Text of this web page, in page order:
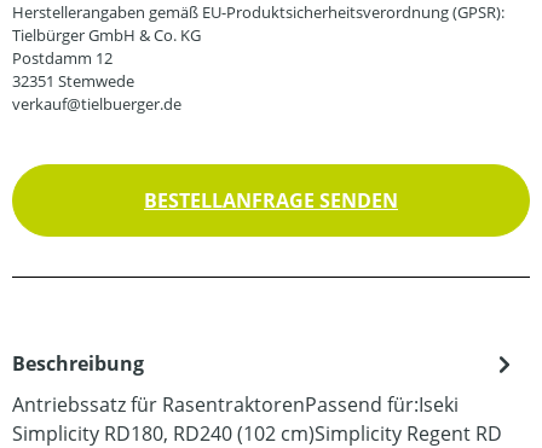
Herstellerangaben gemäß EU-Produktsicherheitsverordnung (GPSR):
Tielbürger GmbH & Co. KG
Postdamm 12
32351 Stemwede
verkauf@tielbuerger.de
BESTELLANFRAGE SENDEN
Beschreibung
Antriebssatz für RasentraktorenPassend für:Iseki
Simplicity RD180, RD240 (102 cm)Simplicity Regent RD